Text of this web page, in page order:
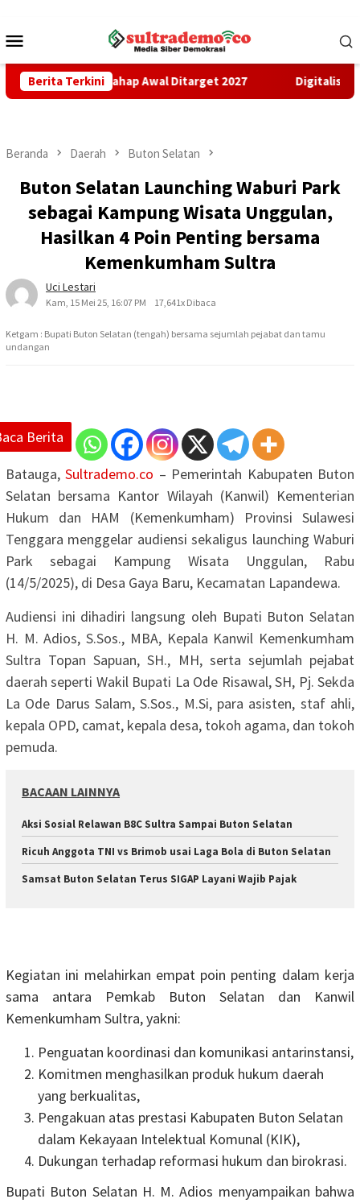
konten
Mobile
Berita TerkiniTahap Awal Ditarget 2027 Digitalisasi
Beranda Daerah Buton Selatan
Buton Selatan Launching Waburi Park
sebagai Kampung Wisata Unggulan,
Hasilkan 4 Poin Penting bersama
Kemenkumham Sultra
Uci Lestari
Kam, 15 Mei 25, 16:07 PM 17,641x Dibaca
Ketgam : Bupati Buton Selatan (tengah) bersama sejumlah pejabat dan tamu
undangan
Berita
Batauga,Sultrademo.co – Pemerintah Kabupaten Buton
Selatan bersama Kantor Wilayah (Kanwil) Kementerian
Hukum dan HAM (Kemenkumham) Provinsi Sulawesi
Tenggara menggelar audiensi sekaligus launching Waburi
Park sebagai Kampung Wisata Unggulan, Rabu
(14/5/2025), di Desa Gaya Baru, Kecamatan Lapandewa.
Audiensi ini dihadiri langsung oleh Bupati Buton Selatan
H. M. Adios, S.Sos., MBA, Kepala Kanwil Kemenkumham
Sultra Topan Sapuan, SH., MH, serta sejumlah pejabat
daerah seperti Wakil Bupati La Ode Risawal, SH, Pj. Sekda
La Ode Darus Salam, S.Sos., M.Si, para asisten, staf ahli,
kepala OPD, camat, kepala desa, tokoh agama, dan tokoh
pemuda.
BACAAN LAINNYA
Aksi Sosial Relawan B8C Sultra Sampai Buton Selatan
Ricuh Anggota TNI vs Brimob usai Laga Bola di Buton Selatan
Samsat Buton Selatan Terus SIGAP Layani Wajib Pajak
Kegiatan ini melahirkan empat poin penting dalam kerja
sama antara Pemkab Buton Selatan dan Kanwil
Kemenkumham Sultra, yakni:
Penguatan koordinasi dan komunikasi antarinstansi,
Komitmen menghasilkan produk hukum daerah
yang berkualitas,
Pengakuan atas prestasi Kabupaten Buton Selatan
dalam Kekayaan Intelektual Komunal (KIK),
Dukungan terhadap reformasi hukum dan birokrasi.
Bupati Buton Selatan H. M. Adios menyampaikan bahwa